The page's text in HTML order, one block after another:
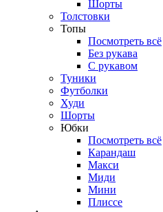
Шорты
Толстовки
Топы
Посмотреть всё
Без рукава
С рукавом
Туники
Футболки
Худи
Шорты
Юбки
Посмотреть всё
Карандаш
Макси
Миди
Мини
Плиссе